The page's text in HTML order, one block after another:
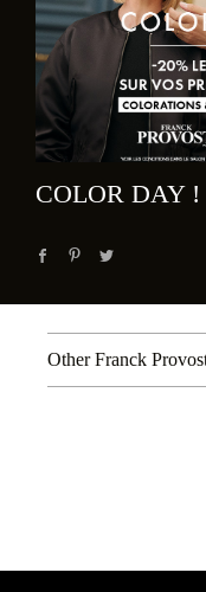
COLOR DAY !
Other Franck